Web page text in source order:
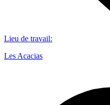
Lieu de travail:
Les Acacias